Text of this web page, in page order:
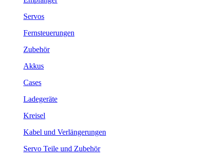
Servos
Fernsteuerungen
Zubehör
Akkus
Cases
Ladegeräte
Kreisel
Kabel und Verlängerungen
Servo Teile und Zubehör